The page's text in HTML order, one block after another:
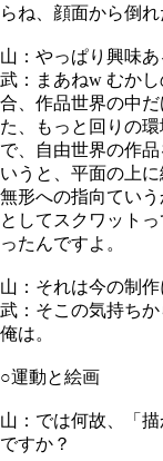
らね、顔面から倒れ
山：やっぱり興味
武：まあねw むか
合、作品世界の中
た、もっと回りの
で、自由世界の作
いうと、平面の上
無形への指向てい
としてスクワット
ったんですよ。
山：それは今の制作
武：そこの気持ち
俺は。
○運動と絵画
山：では何故、「
ですか？